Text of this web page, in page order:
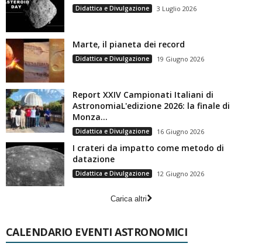
Didattica e Divulgazione 3 Luglio 2026
Marte, il pianeta dei record
Didattica e Divulgazione 19 Giugno 2026
Report XXIV Campionati Italiani di
AstronomiaL'edizione 2026: la finale di
Monza...
Didattica e Divulgazione 16 Giugno 2026
I crateri da impatto come metodo di
datazione
Didattica e Divulgazione 12 Giugno 2026
Carica altri
CALENDARIO EVENTI ASTRONOMICI